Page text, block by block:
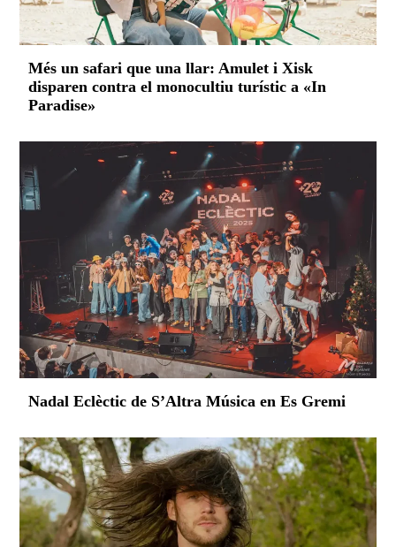
Més un safari que una llar: Amulet i Xisk
disparen contra el monocultiu turístic a «In
Paradise»
Nadal Eclèctic de S’Altra Música en Es Gremi